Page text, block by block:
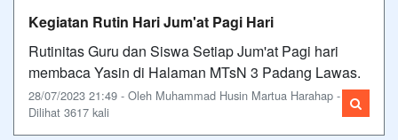
Kegiatan Rutin Hari Jum'at Pagi Hari
Rutinitas Guru dan Siswa Setiap Jum'at Pagi hari
membaca Yasin di Halaman MTsN 3 Padang Lawas.
28/07/2023 21:49 - Oleh Muhammad Husin Martua Harahap -
Dilihat 3617 kali